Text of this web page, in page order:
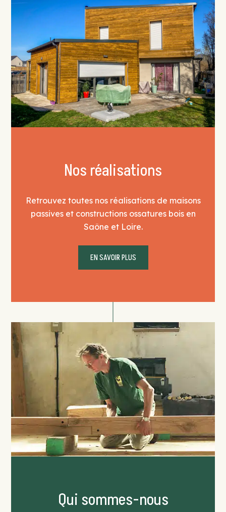
Nos réalisations
Retrouvez toutes nos réalisations de maisons
passives et constructions ossatures bois en
Saône et Loire.
EN SAVOIR PLUS
Qui sommes-nous